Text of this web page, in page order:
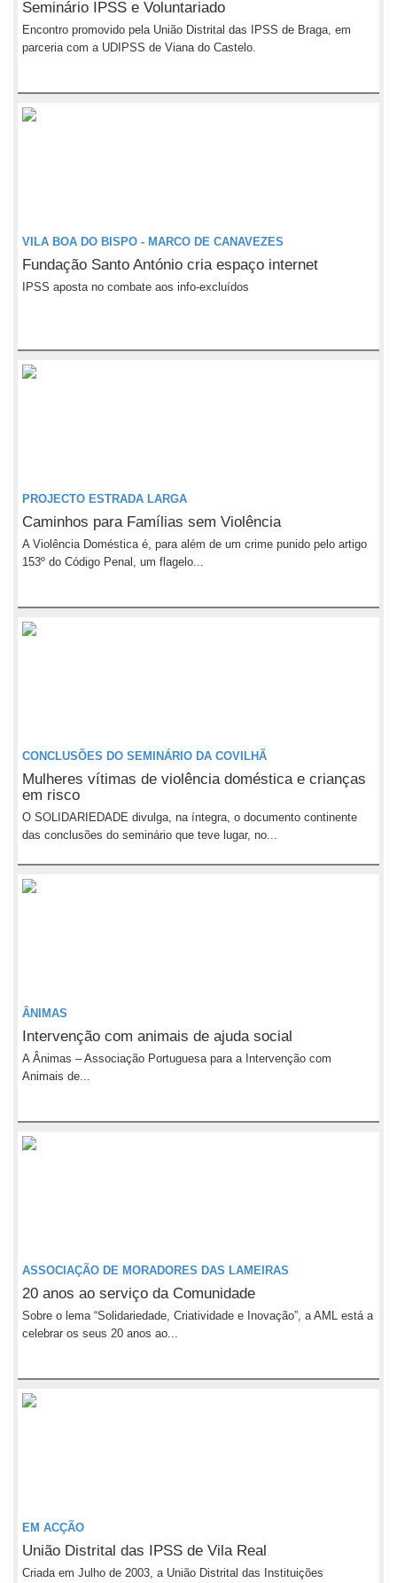
Seminário IPSS e Voluntariado
Encontro promovido pela União Distrital das IPSS de Braga, em
parceria com a UDIPSS de Viana do Castelo.
VILA BOA DO BISPO - MARCO DE CANAVEZES
Fundação Santo António cria espaço internet
IPSS aposta no combate aos info-excluídos
PROJECTO ESTRADA LARGA
Caminhos para Famílias sem Violência
A Violência Doméstica é, para além de um crime punido pelo artigo
153º do Código Penal, um flagelo...
CONCLUSÕES DO SEMINÁRIO DA COVILHÃ
Mulheres vítimas de violência doméstica e crianças
em risco
O SOLIDARIEDADE divulga, na íntegra, o documento continente
das conclusões do seminário que teve lugar, no...
ÂNIMAS
Intervenção com animais de ajuda social
A Ânimas – Associação Portuguesa para a Intervenção com
Animais de...
ASSOCIAÇÃO DE MORADORES DAS LAMEIRAS
20 anos ao serviço da Comunidade
Sobre o lema “Solidariedade, Criatividade e Inovação”, a AML está a
celebrar os seus 20 anos ao...
EM ACÇÃO
União Distrital das IPSS de Vila Real
Criada em Julho de 2003, a União Distrital das Instituições